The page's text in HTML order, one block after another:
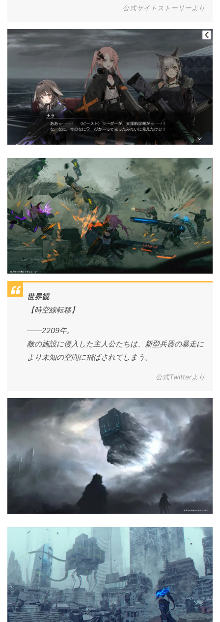
公式サイトストーリーより
世界観
【時空線転移】
――2209年。
敵の施設に侵入した主人公たちは、新型兵器の暴走に
より未知の空間に飛ばされてしまう。
公式Twitterより